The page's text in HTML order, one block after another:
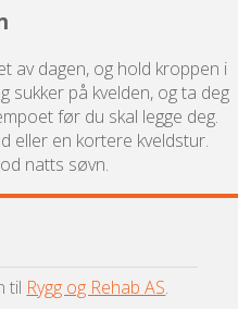
av dagen, og hold kroppen i
sukker på kvelden, og ta deg
før du skal legge deg.
eller en kortere kveldstur.
natts søvn.
til Rygg og Rehab AS.